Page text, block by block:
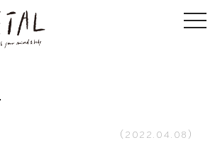
（2022.04.08）